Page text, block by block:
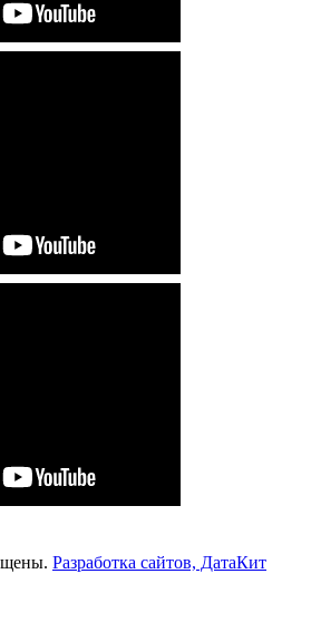
Разработка сайтов, ДатаКит